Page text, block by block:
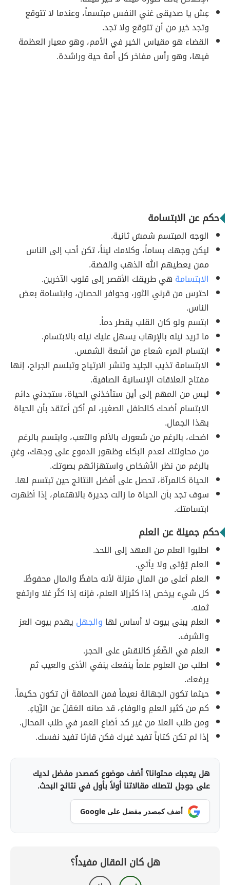
عِش يا صديقى غني النفس مبتسماً، وعندما لا تتوقع
وتجد خير من أن تتوقع ولا تجد.
القضاء هو مقياس الخير في الأمم، وهو معيار العظمة
فيها، وهو رأس مفاخر كل أمة حية وراشدة.
حكم عن الابتسامة
الوجه المبتسم شمسٌ ثانية.
ليكن وجهك بساماً، وكلامك ليناً، تكن أحب إلى الناس
ممن يعطيهم الله الذهب والفضة.
الابتسامة هي طريقك الأقصر إلى قلوب الآخرين.
احترس من قرني الثور، وحوافر الحصان، وابتسامة بعض
الناس.
ابتسم ولو كان القلب يقطر دماً.
ما تريد نيله بالإرهاب يسهل عليك نيله بالابتسام.
ابتسام المرء شعاع من أشعة الشمس.
الابتسامة تذيب الجليد وتنشر الارتياح وتبلسم الجراح، إنها
مفتاح العلاقات الإنسانية الصافية.
ليس من المهم إلى أين ستأخذني الحياة، ستجدني دائم
الابتسام أضحك كالطفل الصغير، لم أكن أعتقد بأن الحياة
بهذا الجمال.
اضحك، بالرغم من شعورك بالألم والتعب، وابتسم بالرغم
من محاولتك لعدم البكاء وظهور الدموع على وجهك، وغنِ
بالرغم من نظر الأشخاص واستهزائهم بصوتك.
الحياة كالمرآة، تحصل على أفضل النتائج حين تبتسم لها.
سوف تجد بأن الحياة ما زالت جديرة بالاهتمام، إذا أظهرت
ابتسامتك.
حكم جميلة عن العلم
اطلبوا العلم من المهد إلى اللحد.
العلم يُؤتى ولا يأتي.
العلم أعلى من المال منزلة لأنه حافظُ والمال محفوظٌ.
كل شيء يرخص إذا كثرإلا العلم، فإنه إذا كثُر غلا وارتفع
ثمنه.
العلم يبنى بيوت لا أساس لها والجهل يهدم بيوت العز
والشرف.
العلم في الصِّغَرِ كالنقش على الحجر.
اطلب من العلوم علماً ينفعك ينفي الأذى والعيب ثم
يرفعك.
حيثما تكون الجهالة نعيماً فمن الحماقة أن تكون حكيماً.
كم من كثير العلمِ والوفاءِ، قد صانه العَقلُ عن الرِّيَاءِ.
ومن طلب العلا من غير كد أضاع العمر في طلب المحال.
إذا لم تكن كتاباً تفيد غيرك فكن قارئا تفيد نفسك.
هل يعجبك محتوانا؟ أضف موضوع كمصدر مفضل لديك
على جوجل لتصلك مقالاتنا أولاً بأول في نتائج البحث.
أضف كمصدر مفضل على Google
هل كان المقال مفيداً؟